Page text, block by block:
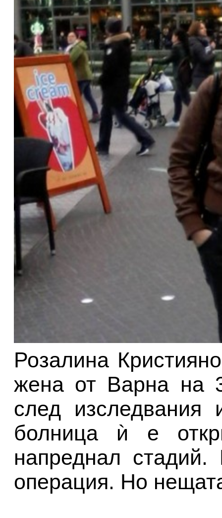
Розалина
жена от Варна на
след изследвания
болница ѝ е
напреднал
операция. Но